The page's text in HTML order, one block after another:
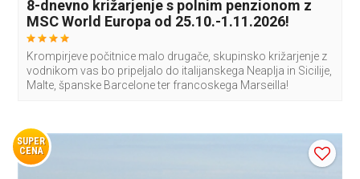
8-dnevno križarjenje s polnim penzionom z
MSC World Europa od 25.10.-1.11.2026!
Krompirjeve počitnice malo drugače, skupinsko križarjenje z
vodnikom vas bo pripeljalo do italijanskega Neaplja in Sicilije,
Malte, španske Barcelone ter francoskega Marseilla!
SUPER
CENA